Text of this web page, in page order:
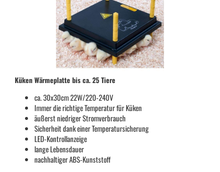
Küken Wärmeplatte bis ca. 25 Tiere
ca. 30x30cm 22W/220-240V
Immer die richtige Temperatur für Küken
äußerst niedriger Stromverbrauch
Sicherheit dank einer Temperatursicherung
LED-Kontrollanzeige
lange Lebensdauer
nachhaltiger ABS-Kunststoff